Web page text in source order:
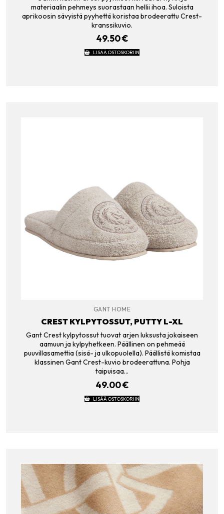
materiaalin pehmeys suorastaan hellii ihoa. Suloista
aprikoosin sävyistä pyyhettä koristaa brodeerattu Crest-
kranssikuvio.
49.50€
LISÄÄ OSTOSKORIIN
GANT HOME
CREST KYLPYTOSSUT, PUTTY L-XL
Gant Crest kylpytossut tuovat arjen luksusta jokaiseen
aamuun ja kylpyhetkeen. Päällinen on pehmeää
puuvillasamettia (sisä- ja ulkopuolella). Päällistä komistaa
klassinen Gant Crest-kuvio brodeerattuna. Pohja
taipuisaa…
49.00€
LISÄÄ OSTOSKORIIN